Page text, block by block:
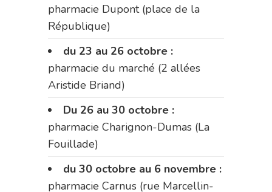
pharmacie Dupont (place de la
République)
du 23 au 26 octobre :
pharmacie du marché (2 allées
Aristide Briand)
Du 26 au 30 octobre :
pharmacie Charignon-Dumas (La
Fouillade)
du 30 octobre au 6 novembre :
pharmacie Carnus (rue Marcellin-